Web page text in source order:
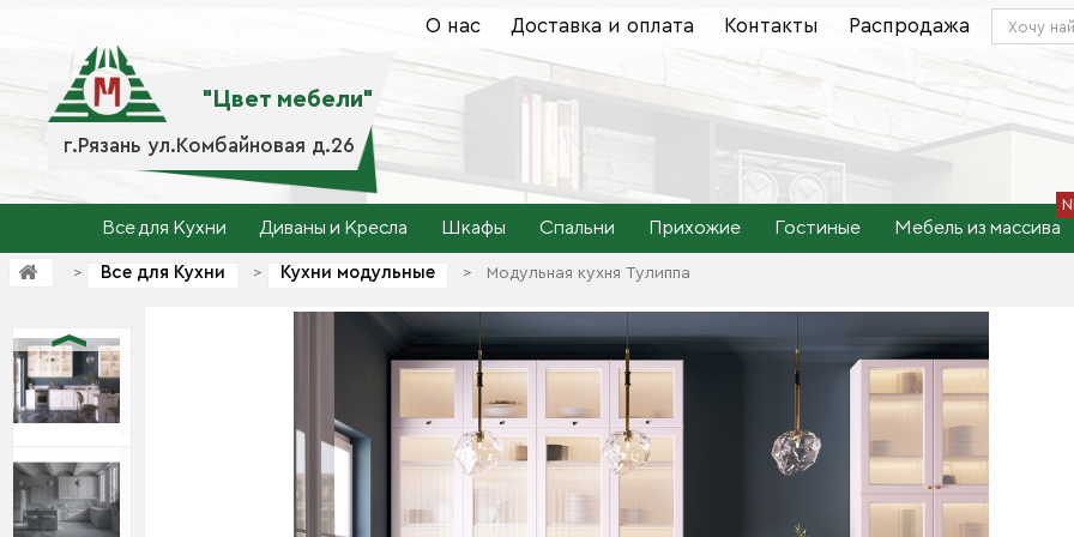
г.Рязань ул.Комбайновая д.26
"Цвет мебели"
О нас Доставка и оплата Контакты Распродажа
Все для Кухни Диваны и Кресла Шкафы Спальни Прихожие Гостиные Мебель из массива
> Все для Кухни > Кухни модульные > Модульная кухня Тулиппа